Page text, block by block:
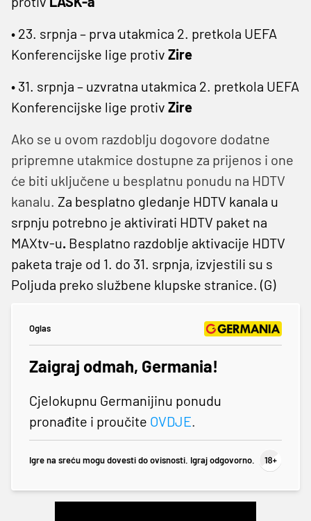
• 23. srpnja – prva utakmica 2. pretkola UEFA
Konferencijske lige protiv Zire
• 31. srpnja – uzvratna utakmica 2. pretkola UEFA
Konferencijske lige protiv Zire
Ako se u ovom razdoblju dogovore dodatne
pripremne utakmice dostupne za prijenos i one
će biti uključene u besplatnu ponudu na HDTV
kanalu. Za besplatno gledanje HDTV kanala u
srpnju potrebno je aktivirati HDTV paket na
MAXtv-u. Besplatno razdoblje aktivacije HDTV
paketa traje od 1. do 31. srpnja, izvjestili su s
Poljuda preko službene klupske stranice. (G)
Oglas
Zaigraj odmah, Germania!
Cjelokupnu Germanijinu ponudu
pronađite i proučite OVDJE.
Igre na sreću mogu dovesti do ovisnosti. Igraj odgovorno.